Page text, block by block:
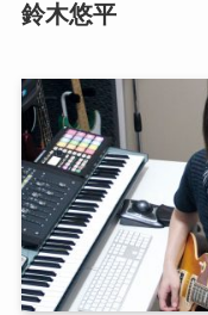
鈴木悠平